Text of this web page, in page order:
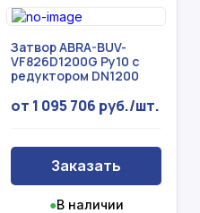
Затвор ABRA-BUV-
VF826D1200G Ру10 с
редуктором DN1200
от 1 095 706 руб./шт.
Заказать
●В наличии